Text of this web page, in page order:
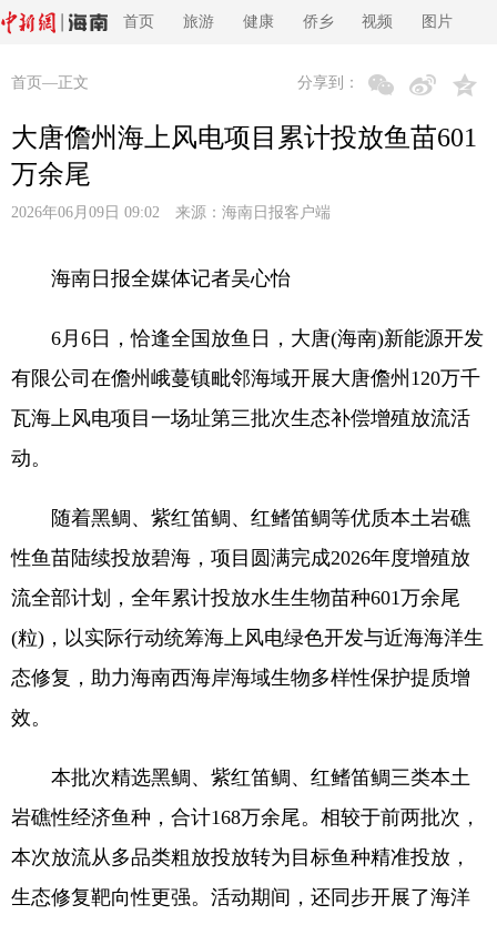
首页 旅游 健康 侨乡 视频 图片
首页 —正文 分享到：
大唐儋州海上风电项目累计投放鱼苗601
万余尾
2026年06月09日 09:02 来源： 海南日报客户端
海南日报全媒体记者吴心怡
6月6日，恰逢全国放鱼日，大唐(海南)新能源开发
有限公司在儋州峨蔓镇毗邻海域开展大唐儋州120万千
瓦海上风电项目一场址第三批次生态补偿增殖放流活
动。
随着黑鲷、紫红笛鲷、红鳍笛鲷等优质本土岩礁
性鱼苗陆续投放碧海，项目圆满完成2026年度增殖放
流全部计划，全年累计投放水生生物苗种601万余尾
(粒)，以实际行动统筹海上风电绿色开发与近海海洋生
态修复，助力海南西海岸海域生物多样性保护提质增
效。
本批次精选黑鲷、紫红笛鲷、红鳍笛鲷三类本土
岩礁性经济鱼种，合计168万余尾。相较于前两批次，
本次放流从多品类粗放投放转为目标鱼种精准投放，
生态修复靶向性更强。活动期间，还同步开展了海洋